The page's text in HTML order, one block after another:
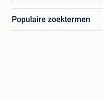
Populaire zoektermen